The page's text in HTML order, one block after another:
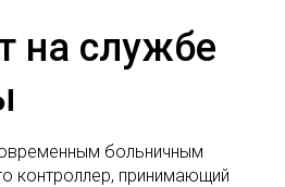
на службе
больничным
контроллер, принимающий